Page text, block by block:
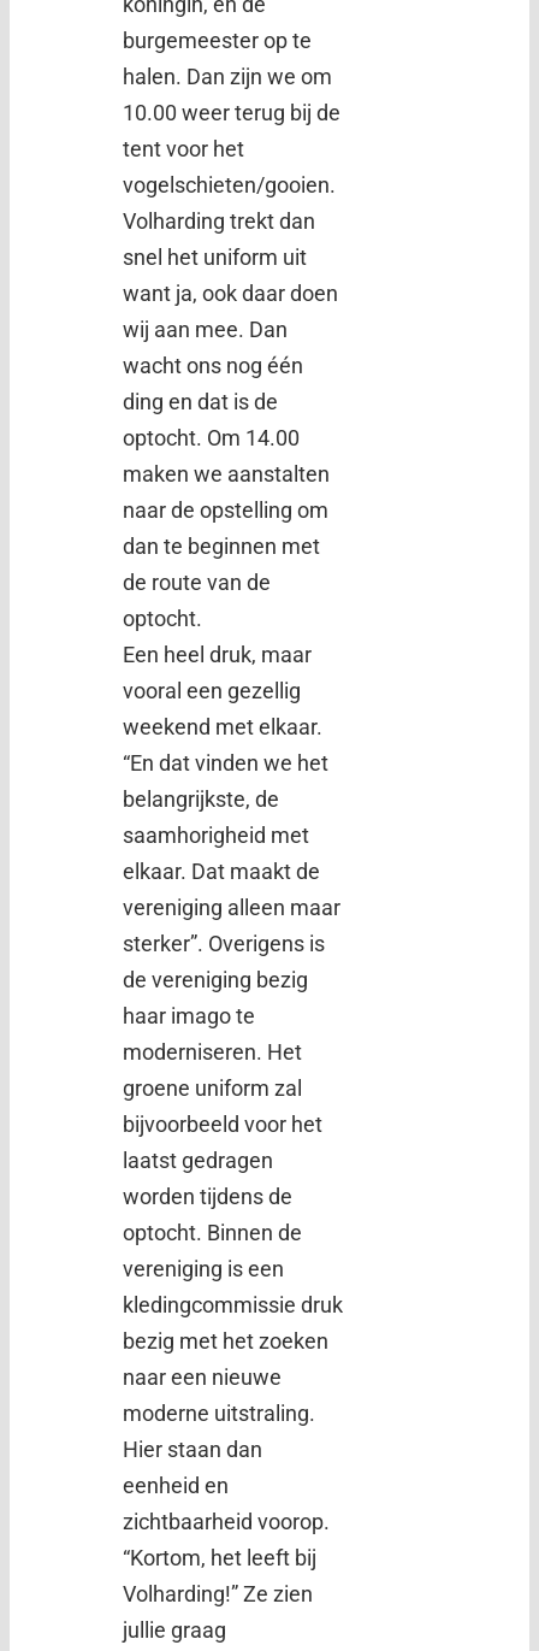
burgemeester op te
halen. Dan zijn we om
10.00 weer terug bij de
tent voor het
vogelschieten/gooien.
Volharding trekt dan
snel het uniform uit
want ja, ook daar doen
wij aan mee. Dan
wacht ons nog één
ding en dat is de
optocht. Om 14.00
maken we aanstalten
naar de opstelling om
dan te beginnen met
de route van de
optocht.
Een heel druk, maar
vooral een gezellig
weekend met elkaar.
“En dat vinden we het
belangrijkste, de
saamhorigheid met
elkaar. Dat maakt de
vereniging alleen maar
sterker”. Overigens is
de vereniging bezig
haar imago te
moderniseren. Het
groene uniform zal
bijvoorbeeld voor het
laatst gedragen
worden tijdens de
optocht. Binnen de
vereniging is een
kledingcommissie druk
bezig met het zoeken
naar een nieuwe
moderne uitstraling.
Hier staan dan
eenheid en
zichtbaarheid voorop.
“Kortom, het leeft bij
Volharding!” Ze zien
jullie graag